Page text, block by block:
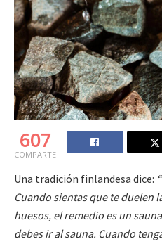
607
COMPARTE
Una tradición finlandesa dice:
Cuando sientas que te duelen
huesos, el remedio es un
debes ir al sauna. Cuando